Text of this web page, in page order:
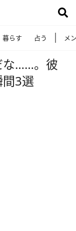
暮らす 占う メ
な……。彼
3選